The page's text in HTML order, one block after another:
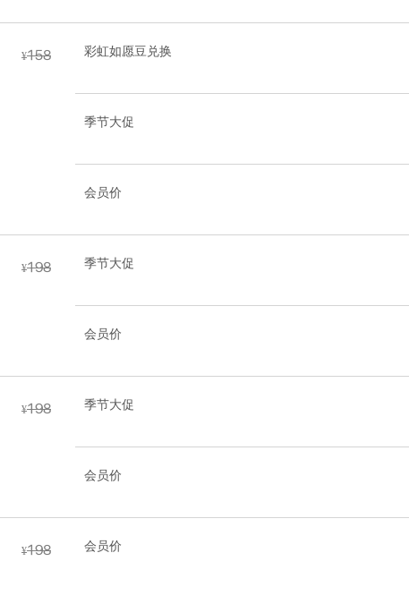
¥ 彩虹如愿豆兑换
季节大促
会员价
¥ 季节大促
会员价
¥ 季节大促
会员价
¥ 会员价